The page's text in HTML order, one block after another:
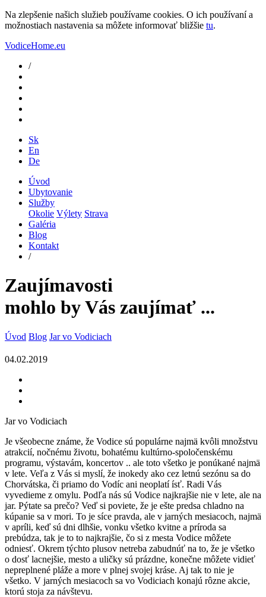
Na zlepšenie našich služieb používame cookies. O ich používaní a
možnostiach nastavenia sa môžete informovať bližšie tu.
VodiceHome.eu
/
Sk
En
De
Úvod
Ubytovanie
Služby
Okolie Výlety Strava
Galéria
Blog
Kontakt
/
Zaujímavosti
mohlo by Vás zaujímať ...
Úvod Blog Jar vo Vodiciach
04.02.2019
Jar vo Vodiciach
Je všeobecne známe, že Vodice sú populárne najmä kvôli množstvu
atrakcií, nočnému životu, bohatému kultúrno-spoločenskému
programu, výstavám, koncertov .. ale toto všetko je ponúkané najmä
v lete. Veľa z Vás si myslí, že inokedy ako cez letnú sezónu sa do
Chorvátska, či priamo do Vodíc ani neoplatí ísť. Radi Vás
vyvedieme z omylu. Podľa nás sú Vodice najkrajšie nie v lete, ale na
jar. Pýtate sa prečo? Veď si poviete, že je ešte predsa chladno na
kúpanie sa v mori. To je síce pravda, ale v jarných mesiacoch, najmä
v apríli, keď sú dni dlhšie, vonku všetko kvitne a príroda sa
prebúdza, tak je to to najkrajšie, čo si z mesta Vodice môžete
odniesť. Okrem týchto plusov netreba zabudnúť na to, že je všetko
o dosť lacnejšie, mesto a uličky sú prázdne, konečne môžete vidieť
nepreplnené pláže a more v plnej svojej kráse. Aj tak to nie je
všetko. V jarných mesiacoch sa vo Vodiciach konajú rôzne akcie,
ktorú stoja za návštevu.